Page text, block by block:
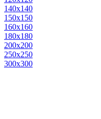
140х140
150х150
160х160
180х180
200х200
250х250
300х300